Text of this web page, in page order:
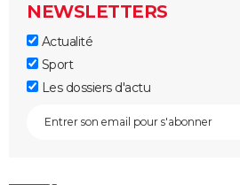
NEWSLETTERS
Actualité
Sport
Les dossiers d'actu